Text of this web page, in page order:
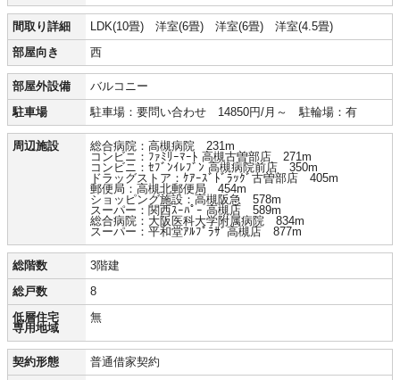
間取り詳細 LDK(10畳) 洋室(6畳) 洋室(6畳) 洋室(4.5畳)
部屋向き 西
部屋外設備 バルコニー
駐車場 駐車場：要問い合わせ 14850円/月～ 駐輪場：有
周辺施設
総合病院：高槻病院 231m
コンビニ：ﾌｧﾐﾘｰﾏｰﾄ 高槻古曽部店 271m
コンビニ：ｾﾌﾞﾝｲﾚﾌﾞﾝ 高槻病院前店 350m
ドラッグストア：ｹｱｰｽﾞﾄﾞﾗｯｸﾞ古曽部店 405m
郵便局：高槻北郵便局 454m
ショッピング施設：高槻阪急 578m
スーパー：関西ｽｰﾊﾟｰ 高槻店 589m
総合病院：大阪医科大学附属病院 834m
スーパー：平和堂ｱﾙﾌﾟﾗｻﾞ高槻店 877m
総階数 3階建
総戸数 8
低層住宅
専用地域
無
契約形態 普通借家契約